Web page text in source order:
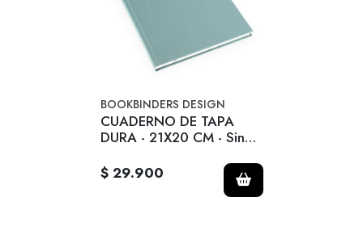
BOOKBINDERS DESIGN
CUADERNO DE TAPA
DURA - 21X20 CM - Sin
$ 29.900